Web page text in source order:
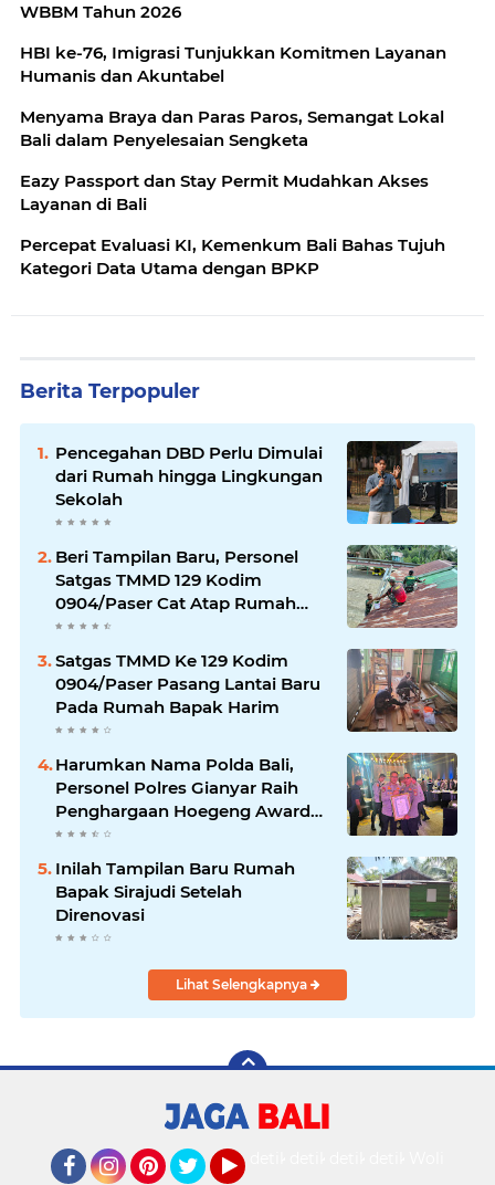
WBBM Tahun 2026
HBI ke-76, Imigrasi Tunjukkan Komitmen Layanan
Humanis dan Akuntabel
Menyama Braya dan Paras Paros, Semangat Lokal
Bali dalam Penyelesaian Sengketa
Eazy Passport dan Stay Permit Mudahkan Akses
Layanan di Bali
Percepat Evaluasi KI, Kemenkum Bali Bahas Tujuh
Kategori Data Utama dengan BPKP
Berita Terpopuler
Pencegahan DBD Perlu Dimulai
dari Rumah hingga Lingkungan
Sekolah
Beri Tampilan Baru, Personel
Satgas TMMD 129 Kodim
0904/Paser Cat Atap Rumah
Marbot
Satgas TMMD Ke 129 Kodim
0904/Paser Pasang Lantai Baru
Pada Rumah Bapak Harim
Harumkan Nama Polda Bali,
Personel Polres Gianyar Raih
Penghargaan Hoegeng Awards
2026
Inilah Tampilan Baru Rumah
Bapak Sirajudi Setelah
Direnovasi
Lihat Selengkapnya